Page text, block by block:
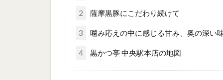
2 薩摩黒豚にこだわり続けて
3 噛み応えの中に感じる甘み、奥の深い
4 黒かつ亭 中央駅本店の地図